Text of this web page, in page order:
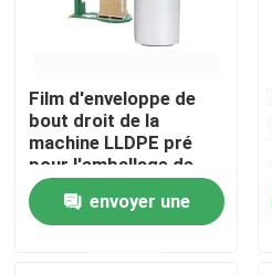
Contrôle de qualité
Contactez-nous
Nouvelles
Film d'enveloppe de
bout droit de la
machine LLDPE pré
pour l'emballage de
palette
envoyer une